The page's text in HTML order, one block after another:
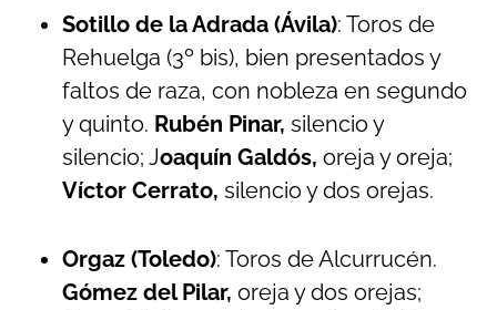
Sotillo de la Adrada (Ávila): Toros de
Rehuelga (3º bis), bien presentados y
faltos de raza, con nobleza en segundo
y quinto. Rubén Pinar, silencio y
silencio; Joaquín Galdós, oreja y oreja;
Víctor Cerrato, silencio y dos orejas.
Orgaz (Toledo): Toros de Alcurrucén.
Gómez del Pilar, oreja y dos orejas;